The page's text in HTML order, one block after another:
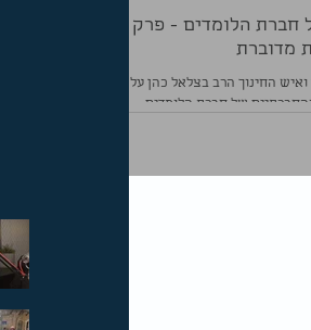
מדוברת
החינוך הרב בצלאל כהן על
של חברת הלומדים